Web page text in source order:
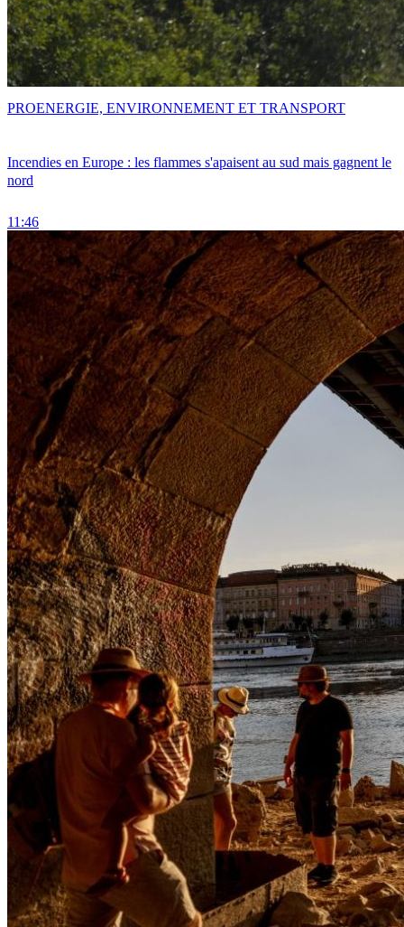
Incendies en Europe : les flammes s'apaisent au sud mais gagnent le
nord
11:46
PROENERGIE, ENVIRONNEMENT ET TRANSPORT